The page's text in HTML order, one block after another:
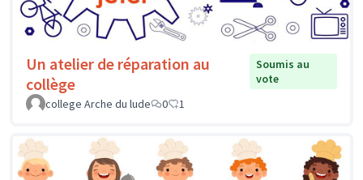
Un atelier de réparation au
collège
Soumis au
vote
college Arche du lude
0 1